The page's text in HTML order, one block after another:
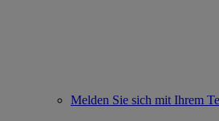
Melden Sie sich mit Ihrem